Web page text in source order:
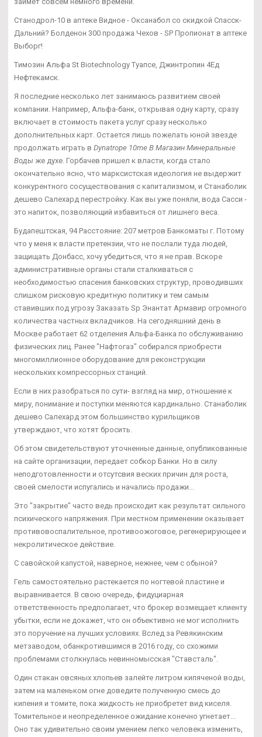
Станодрол-10 в аптеке Видное - Оксанабол со скидкой Спасск-
Дальний? Болденон 300 продажа Чехов - SP Пропионат в аптеке
Выборг!
Tимозин Альфа St Biotechnology Туапсе, Джинтропин 4Ед
Нефтекамск.
Я последние несколько лет занимаюсь развитием своей
компании. Например, Альфа-банк, открывая одну карту, сразу
включает в стоимость пакета услуг сразу несколько
дополнительных карт. Остается лишь пожелать юной звезде
продолжать играть в Dynatrope 10me В Магазин Минеральные
Воды же духе. Горбачев пришел к власти, когда стало
окончательно ясно, что марксистская идеология не выдержит
конкурентного сосуществования с капитализмом, и Станаболик
дешево Салехард перестройку. Как вы уже поняли, вода Сасси -
это напиток, позволяющий избавиться от лишнего веса.
Будапештская, 94 Расстояние: 207 метров Банкоматы г. Потому
что у меня к власти претензии, что не послали туда людей,
защищать Донбасс, хочу убедиться, что я не прав. Вскоре
административные органы стали сталкиваться с
необходимостью спасения банковских структур, проводивших
слишком рисковую кредитную политику и тем самым
ставивших под угрозу Заказать Sp Энантат Армавир огромного
количества частных вкладчиков. На сегодняшний день в
Москве работает 62 отделения Альфа-Банка по обслуживанию
физических лиц. Ранее "Нафтогаз" собирался приобрести
многомиллионное оборудование для реконструкции
нескольких компрессорных станций.
Если в них разобраться по сути- взгляд на мир, отношение к
миру, понимание и поступки меняются кардинально. Станаболик
дешево Салехард этом большинство курильщиков
утверждают, что хотят бросить.
Об этом свидетельствуют уточненные данные, опубликованные
на сайте организации, передает собкор Банки. Но в силу
неподготовленности и отсутсвия веских причин для роста,
своей смелости испугались и начались продажи...
Это "закрытие" часто ведь происходит как результат сильного
психического напряжения. При местном применении оказывает
противовоспалительное, противоожоговое, регенерирующее и
некролитическое действие.
С савойской капустой, наверное, нежнее, чем с обыной?
Гель самостоятельно растекается по ногтевой пластине и
выравнивается. В свою очередь, фидуциарная
ответственность предполагает, что брокер возмещает клиенту
убытки, если не докажет, что он объективно не мог исполнить
это поручение на лучших условиях. Вслед за Ревякинским
метзаводом, обанкротившимся в 2016 году, со схожими
проблемами столкнулась невинномысская "Ставсталь".
Один стакан овсяных хлопьев залейте литром кипяченой воды,
затем на маленьком огне доведите полученную смесь до
кипения и томите, пока жидкость не приобретет вид киселя.
Томительное и неопределенное ожидание конечно угнетает...
Оно так удивительно своим умением легко человека изменить,